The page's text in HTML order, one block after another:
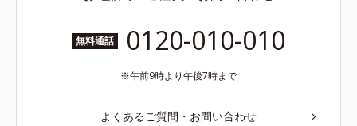
無料通話 0120-010-010
午前9時より午後7時まで
よくあるご質問・お問い合わせ